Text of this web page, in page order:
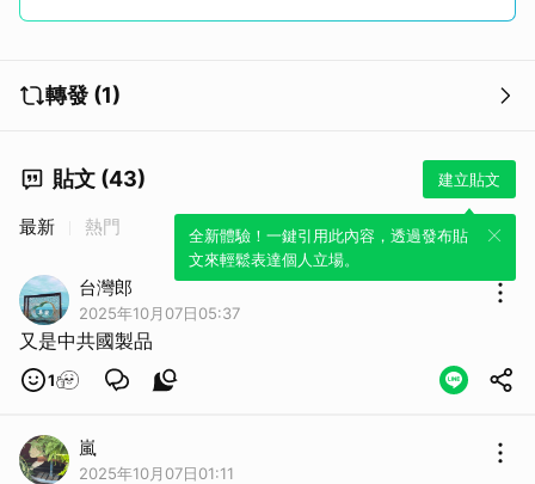
轉發 (1)
貼文 (43) 建立貼文
全新體驗！一鍵引用此內容，透過發布貼
文來輕鬆表達個人立場。
最新 熱門
台灣郎
2025年10月07日05:37
又是中共國製品
1
嵐
2025年10月07日01:11